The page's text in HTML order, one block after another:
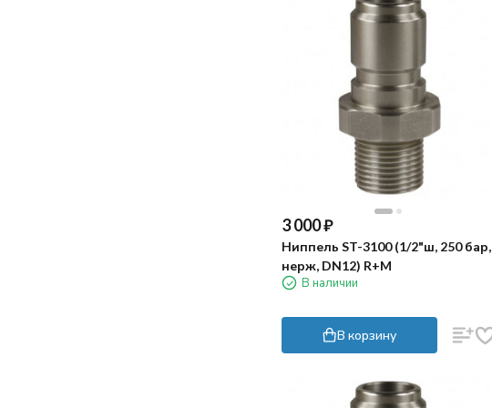
3 000₽
Ниппель ST-3100 (1/2"ш, 250 бар,
нерж, DN12) R+M
В наличии
В корзину